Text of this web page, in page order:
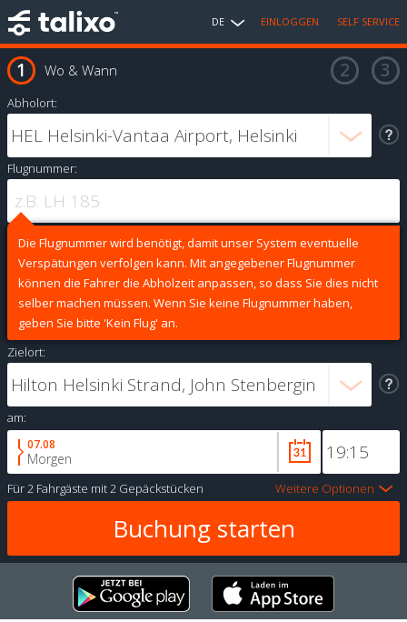
DE EINLOGGEN SELF SERVICE
Wo & Wann
Abholort:
Flugnummer:
Die Flugnummer wird benötigt, damit unser System eventuelle
Verspätungen verfolgen kann. Mit angegebener Flugnummer
können die Fahrer die Abholzeit anpassen, so dass Sie dies nicht
selber machen müssen. Wenn Sie keine Flugnummer haben,
geben Sie bitte 'Kein Flug' an.
Zielort:
am:
07.08
Morgen
Für2 Fahrgäste mit2 Gepäckstücken Weitere Optionen